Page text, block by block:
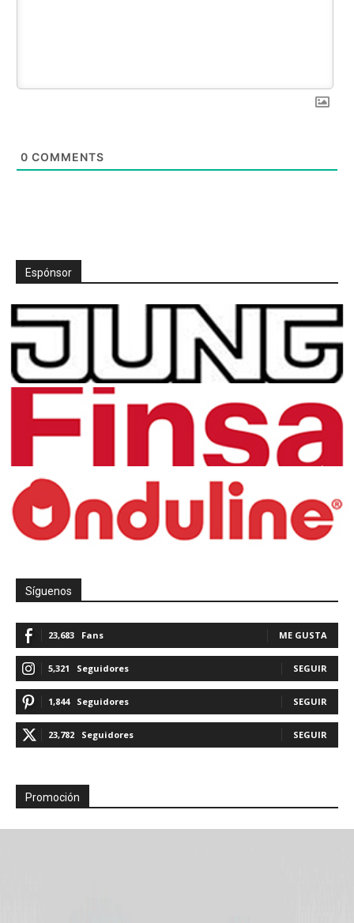
0 COMMENTS
Espónsor
Síguenos
23,683 Fans ME GUSTA
5,321 Seguidores SEGUIR
1,844 Seguidores SEGUIR
23,782 Seguidores SEGUIR
Promoción